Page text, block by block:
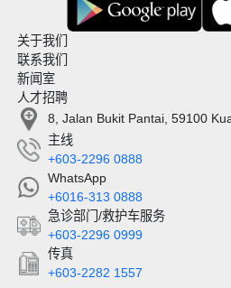
百日咳，由百日咳博德
艰难拟梭菌感染是由艰难
衣原体、淋病、梅毒等性
破伤风，也称为锁颌，是
由沙门氏菌、大肠杆菌、
物或水传播疾病
鼠疫，一种由鼠疫耶尔
动物
细菌性脑膜炎，比病毒性
关于我们
联系我们
新闻室
人才招聘
8, Jalan Bukit Pantai, 59100
主线
+603-2296 0888
WhatsApp
+6016-313 0888
急诊部门/救护车服务
+603-2296 0999
传真
+603-2282 1557